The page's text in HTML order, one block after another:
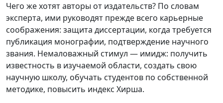
Чего же хотят авторы от издательств? По словам
эксперта, ими руководят прежде всего карьерные
соображения: защита диссертации, когда требуется
публикация монографии, подтверждение научного
звания. Немаловажный стимул — имидж: получить
известность в изучаемой области, создать свою
научную школу, обучать студентов по собственной
методике, повысить индекс Хирша.